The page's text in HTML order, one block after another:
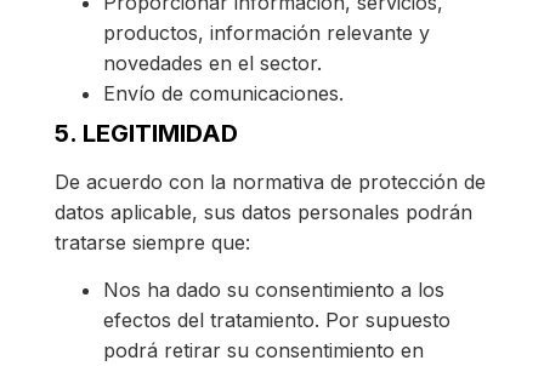
productos, información relevante y
novedades en el sector.
Envío de comunicaciones.
5. LEGITIMIDAD
De acuerdo con la normativa de protección de
datos aplicable, sus datos personales podrán
tratarse siempre que:
Nos ha dado su consentimiento a los
efectos del tratamiento. Por supuesto
podrá retirar su consentimiento en